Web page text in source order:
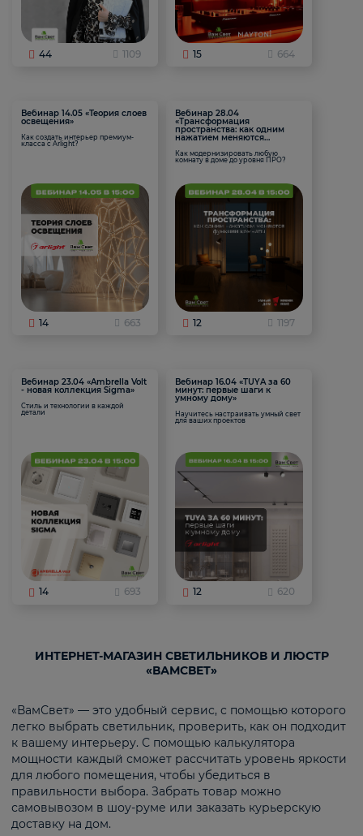
44 1109 15 664
Вебинар 14.05 «Теория слоев
освещения»
Как создать интерьер премиум-
класса с Arlight?
14 663
Вебинар 28.04
«Трансформация
пространства: как одним
нажатием меняются
Как модернизировать любую
комнату в доме до уровня ПРО?
12 1197
Вебинар 23.04 «Ambrella Volt
- новая коллекция Sigma»
Стиль и технологии в каждой
детали
14 693
Вебинар 16.04 «TUYA за 60
минут: первые шаги к
умному дому»
Научитесь настраивать умный свет
для ваших проектов
12 620
ИНТЕРНЕТ-МАГАЗИН СВЕТИЛЬНИКОВ И ЛЮСТР
«ВАМСВЕТ»
«ВамСвет» — это удобный сервис, с помощью которого
легко выбрать светильник, проверить, как он подходит
к вашему интерьеру. С помощью калькулятора
мощности каждый сможет рассчитать уровень яркости
для любого помещения, чтобы убедиться в
правильности выбора. Забрать товар можно
самовывозом в шоу-руме или заказать курьерскую
доставку на дом.